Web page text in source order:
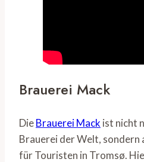
Brauerei Mack
DieBrauerei Mack ist nicht
Brauerei der Welt, sondern
für Touristen in Tromsø.